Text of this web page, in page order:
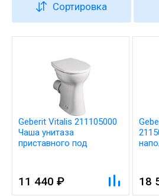
Сортировка
Geberit Vitalis 211105000
Чаша унитаза
приставного под
11 440 ₽ 18